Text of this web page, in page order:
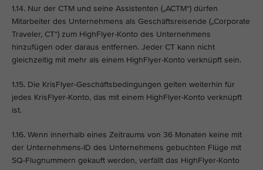
1.14. Nur der CTM und seine Assistenten („ACTM“) dürfen
Mitarbeiter des Unternehmens als Geschäftsreisende („Corporate
Traveler, CT“) zum HighFlyer-Konto des Unternehmens
hinzufügen oder daraus entfernen. Jeder CT kann nicht
gleichzeitig mit mehr als einem HighFlyer-Konto verknüpft sein.
1.15. Die KrisFlyer-Geschäftsbedingungen gelten weiterhin für
jedes KrisFlyer-Konto, das mit einem HighFlyer-Konto verknüpft
ist.
1.16. Wenn innerhalb eines Zeitraums von 36 Monaten keine mit
der Unternehmens-ID des Unternehmens gebuchten Flüge mit
SQ-Flugnummern gekauft werden, verfällt das HighFlyer-Konto